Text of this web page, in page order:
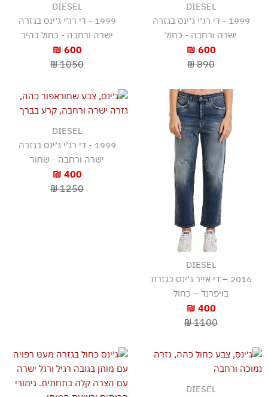
DIESEL
1999 - די רג׳י ג׳ינס בגזרה
ישרה ורחבה - כחול
600 ₪
890 ₪
DIESEL
1999 - די רג׳י ג׳ינס בגזרה
ישרה ורחבה - כחול בהיר
600 ₪
1050 ₪
DIESEL
2016 – די אייר ג׳ינס בגזרת
בויפרנד – כחול
400 ₪
1100 ₪
DIESEL
1999 - די רג׳י ג׳ינס בגזרה
ישרה ורחבה - שחור
400 ₪
1250 ₪
DIESEL